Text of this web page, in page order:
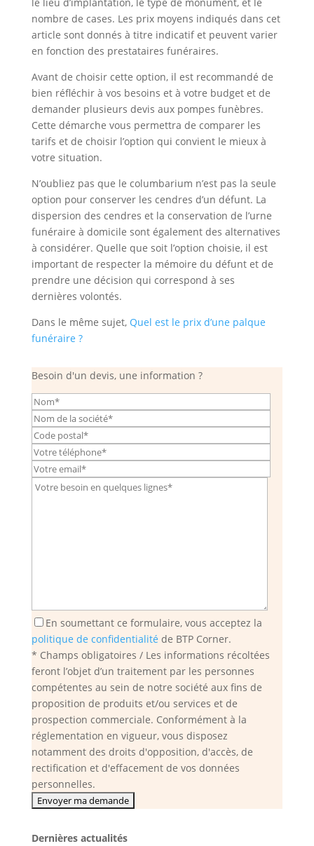
nombre de cases. Les prix moyens indiqués dans cet
article sont donnés à titre indicatif et peuvent varier
en fonction des prestataires funéraires.
Avant de choisir cette option, il est recommandé de
bien réfléchir à vos besoins et à votre budget et de
demander plusieurs devis aux pompes funèbres.
Cette démarche vous permettra de comparer les
tarifs et de choisir l’option qui convient le mieux à
votre situation.
N’oubliez pas que le columbarium n’est pas la seule
option pour conserver les cendres d’un défunt. La
dispersion des cendres et la conservation de l’urne
funéraire à domicile sont également des alternatives
à considérer. Quelle que soit l’option choisie, il est
important de respecter la mémoire du défunt et de
prendre une décision qui correspond à ses
dernières volontés.
Dans le même sujet, Quel est le prix d’une palque
funéraire ?
Besoin d'un devis, une information ?
En soumettant ce formulaire, vous acceptez la
politique de confidentialité de BTP Corner.
* Champs obligatoires / Les informations récoltées
feront l’objet d’un traitement par les personnes
compétentes au sein de notre société aux fins de
proposition de produits et/ou services et de
prospection commerciale. Conformément à la
réglementation en vigueur, vous disposez
notamment des droits d'opposition, d'accès, de
rectification et d'effacement de vos données
personnelles.
Dernières actualités